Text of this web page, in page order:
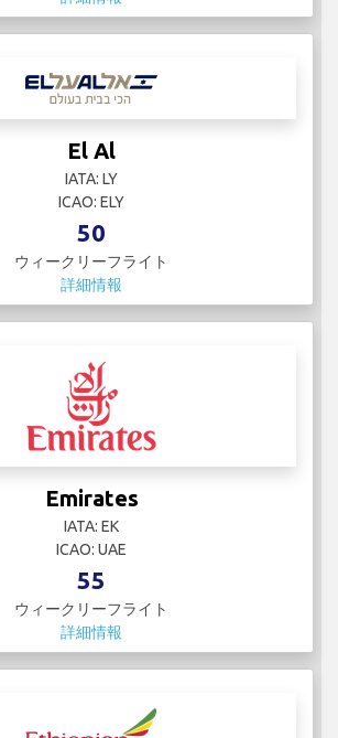
El Al
IATA: LY
ICAO: ELY
50
ウィークリーフライト
詳細情報
Emirates
IATA: EK
ICAO: UAE
55
ウィークリーフライト
詳細情報